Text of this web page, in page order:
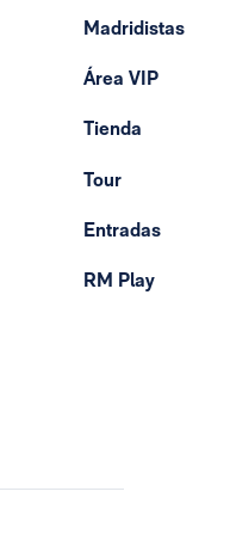
Madridistas
Área VIP
Tienda
Tour
Entradas
RM Play